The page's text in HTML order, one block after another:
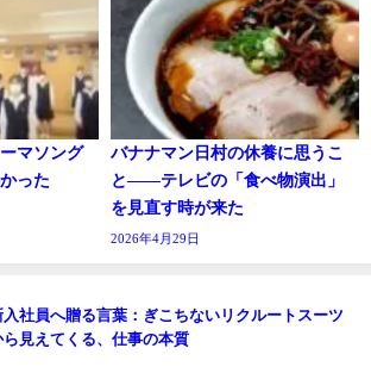
マソング
った
バナナマン日村の休養に思うこ
と――テレビの「食べ物演出」
を見直す時が来た
2026年4月29日
入社員へ贈る言葉：ぎこちないリクルートスーツ
ら見えてくる、仕事の本質